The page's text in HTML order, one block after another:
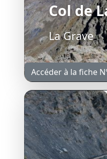
Col de
La Grave
Accéder à la fiche